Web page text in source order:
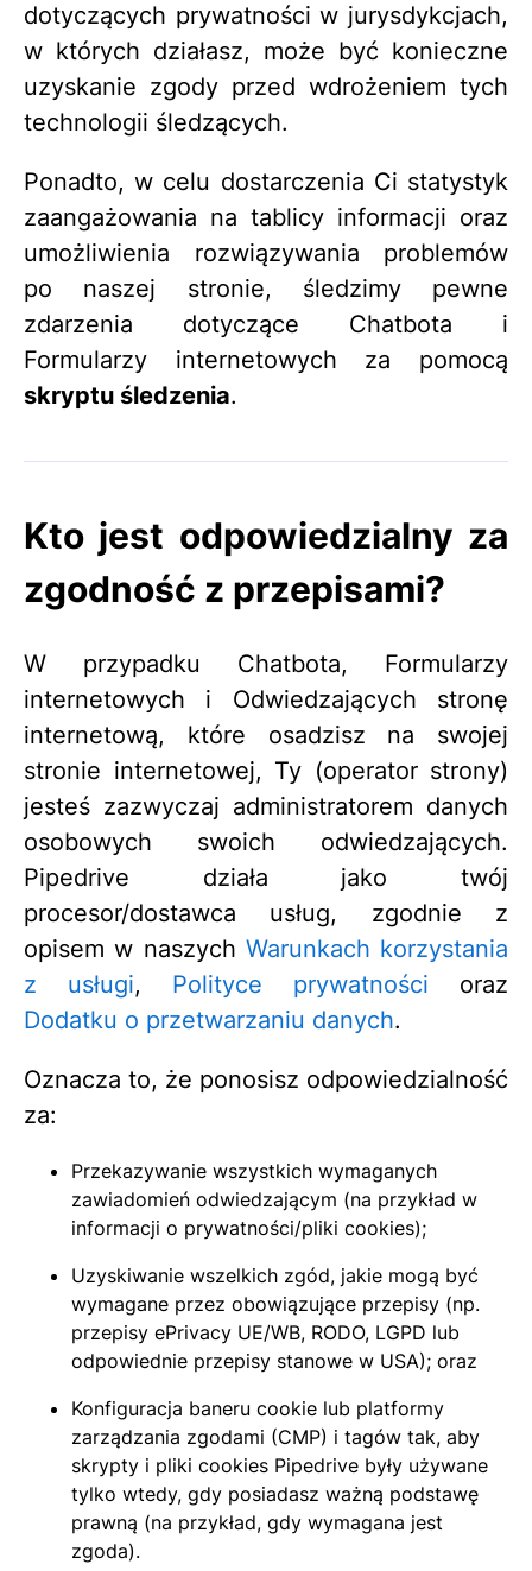
dotyczących prywatności w jurysdykcjach,
w których działasz, może być konieczne
uzyskanie zgody przed wdrożeniem tych
technologii śledzących.
Ponadto, w celu dostarczenia Ci statystyk
zaangażowania na tablicy informacji oraz
umożliwienia rozwiązywania problemów
po naszej stronie, śledzimy pewne
zdarzenia dotyczące Chatbota i
Formularzy internetowych za pomocą
skryptu śledzenia.
Kto jest odpowiedzialny za
zgodność z przepisami?
W przypadku Chatbota, Formularzy
internetowych i Odwiedzających stronę
internetową, które osadzisz na swojej
stronie internetowej, Ty (operator strony)
jesteś zazwyczaj administratorem danych
osobowych swoich odwiedzających.
Pipedrive działa jako twój
procesor/dostawca usług, zgodnie z
opisem w naszych Warunkach korzystania
z usługi, Polityce prywatności oraz
Dodatku o przetwarzaniu danych.
Oznacza to, że ponosisz odpowiedzialność
za:
Przekazywanie wszystkich wymaganych
zawiadomień odwiedzającym (na przykład w
informacji o prywatności/pliki cookies);
Uzyskiwanie wszelkich zgód, jakie mogą być
wymagane przez obowiązujące przepisy (np.
przepisy ePrivacy UE/WB, RODO, LGPD lub
odpowiednie przepisy stanowe w USA); oraz
Konfiguracja baneru cookie lub platformy
zarządzania zgodami (CMP) i tagów tak, aby
skrypty i pliki cookies Pipedrive były używane
tylko wtedy, gdy posiadasz ważną podstawę
prawną (na przykład, gdy wymagana jest
zgoda).